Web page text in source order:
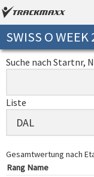
SWISS O
Suche nach Startnr,
Liste
Gesamtwertung nach
Rang Name